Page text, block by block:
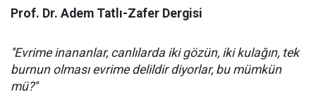
Prof. Dr. Adem Tatlı-Zafer Dergisi
''Evrime inananlar, canlılarda iki gözün, iki kulağın, tek
burnun olması evrime delildir diyorlar, bu mümkün
mü?''